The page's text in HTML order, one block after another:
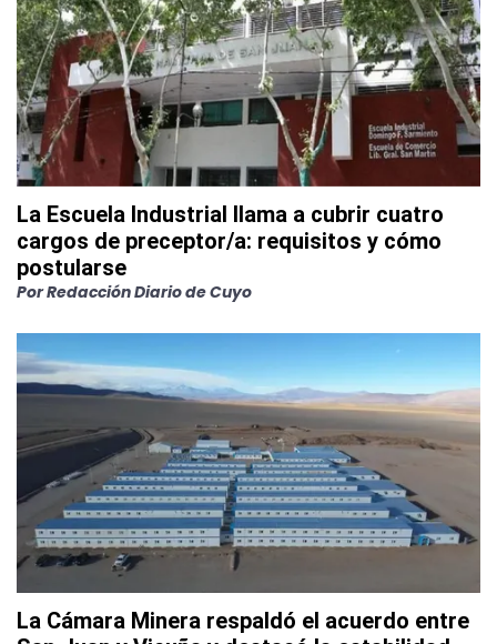
La Escuela Industrial llama a cubrir cuatro
cargos de preceptor/a: requisitos y cómo
postularse
PorRedacción Diario de Cuyo
La Cámara Minera respaldó el acuerdo entre